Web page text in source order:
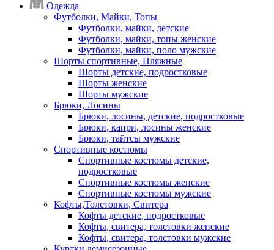
Одежда
Футболки, Майки, Топы
Футболки, майки, детские
Футболки, майки, топы женские
Футболки, майки, поло мужские
Шорты спортивные, Пляжные
Шорты детские, подростковые
Шорты женские
Шорты мужские
Брюки, Лосины
Брюки, лосины, детские, подростковые
Брюки, капри, лосины женские
Брюки, тайтсы мужские
Спортивные костюмы
Спортивные костюмы детские,
подростковые
Спортивные костюмы женские
Спортивные костюмы мужские
Кофты,Толстовки, Свитера
Кофты детские, подростковые
Кофты, свитера, толстовки женские
Кофты, свитера, толстовки мужские